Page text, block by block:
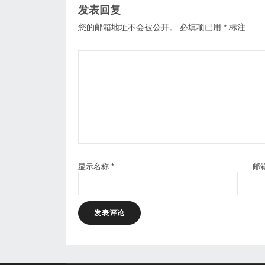
发表回复
您的邮箱地址不会被公开。 必填项已用 * 标注
显示名称 * 邮